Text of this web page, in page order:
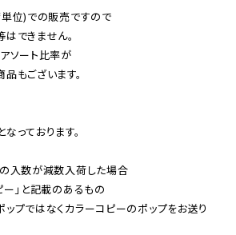
位)での販売ですので
できません。
ソート比率が
もございます。
っております。
の入数が減数入荷した場合
」と記載のあるもの
ップではなくカラーコピーのポップをお送り